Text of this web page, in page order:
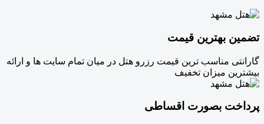
تضمین بهترین قیمت
گارانتی مناسب ترین قیمت رزرو هتل در میان تمام سایت ها و ارائه
بیشترین میزان تخفیف
پرداخت بصورت اقساطی